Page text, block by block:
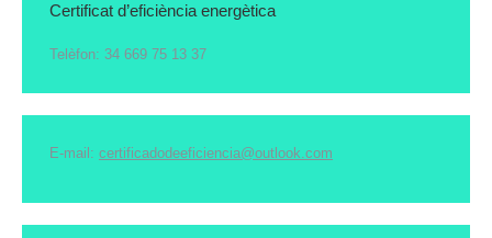
Certificat d’eficiència energètica
Telèfon: 34 669 75 13 37
E-mail: certificadodeeficiencia@outlook.com